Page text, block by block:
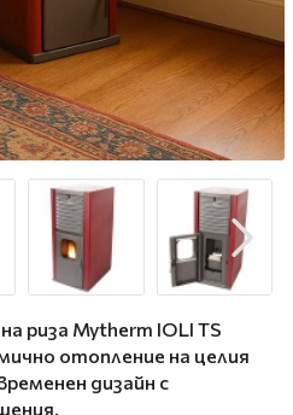
риза Mytherm IOLI TS
отопление на целия
дизайн с